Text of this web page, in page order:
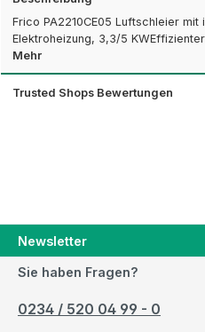
Frico PA2210CE05 Luftschleier
Elektroheizung, 3,3/5
Mehr
Trusted Shops Bewertungen
Newsletter
Sie haben Fragen?
0234 / 520 04 99 - 0